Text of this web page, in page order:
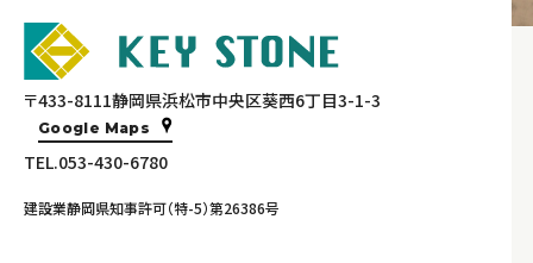
〒433-8111静岡県浜松市中央区葵西6丁目3-1-3
Google Maps
TEL.053-430-6780
建設業静岡県知事許可（特-5）第26386号